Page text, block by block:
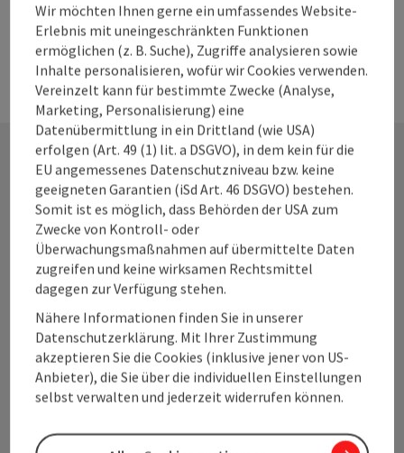
Tourismusbericht 2005 (6 MB)
Kontakt
Oberösterreich Tourismus GmbH
Freistädter Straße 119
4041 Linz
+43 732 7277 - 100
tourismus@oberoesterreich.at
Wir möchten Ihnen gerne ein umfassendes Website-
Erlebnis mit uneingeschränkten Funktionen
ermöglichen (z. B. Suche), Zugriffe analysieren sowie
Inhalte personalisieren, wofür wir Cookies verwenden.
Vereinzelt kann für bestimmte Zwecke (Analyse,
Marketing, Personalisierung) eine
Datenübermittlung in ein Drittland (wie USA)
erfolgen (Art. 49 (1) lit. a DSGVO), in dem kein für die
EU angemessenes Datenschutzniveau bzw. keine
geeigneten Garantien (iSd Art. 46 DSGVO) bestehen.
Somit ist es möglich, dass Behörden der USA zum
Zwecke von Kontroll- oder
Überwachungsmaßnahmen auf übermittelte Daten
zugreifen und keine wirksamen Rechtsmittel
dagegen zur Verfügung stehen.
Nähere Informationen finden Sie in unserer
Datenschutzerklärung. Mit Ihrer Zustimmung
akzeptieren Sie die Cookies (inklusive jener von US-
Anbieter), die Sie über die individuellen Einstellungen
selbst verwalten und jederzeit widerrufen können.